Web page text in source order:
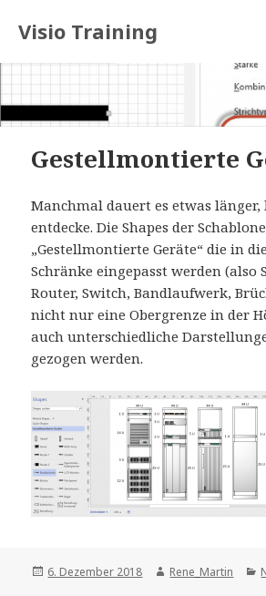
Visio Training
Gestellmontierte
Manchmal dauert es etwas länger,
entdecke. Die Shapes der Schablone
„Gestellmontierte Geräte“ die in
Schränke eingepasst werden (also
Router, Switch, Bandlaufwerk,
nicht nur eine Obergrenze in der
auch unterschiedliche
gezogen werden.
Posted
6. Dezember 2018 Author
Rene_Martin